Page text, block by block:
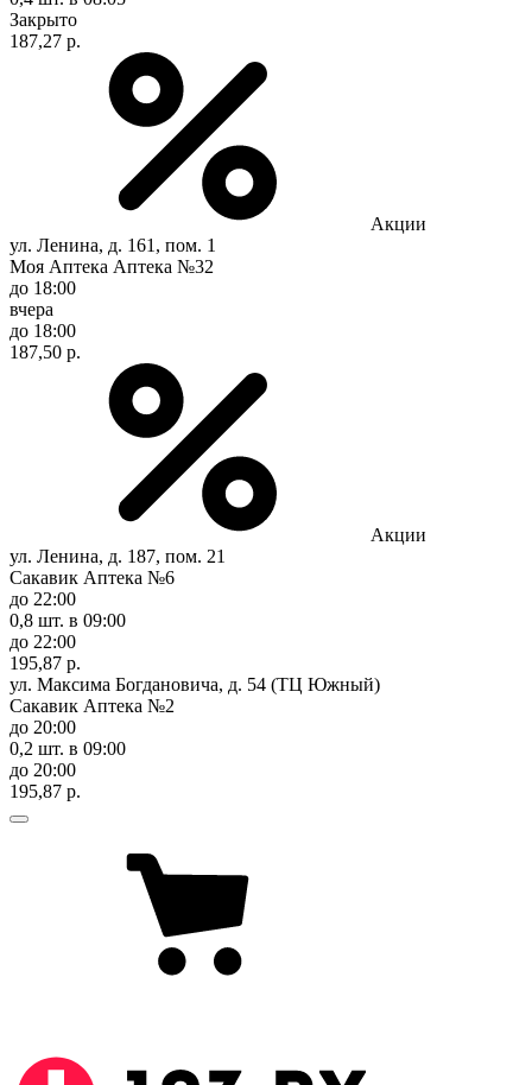
Закрыто
187,27 р.
Акции
ул. Ленина, д. 161, пом. 1
Моя Аптека Аптека №32
до 18:00
вчера
до 18:00
187,50 р.
Акции
ул. Ленина, д. 187, пом. 21
Сакавик Аптека №6
до 22:00
0,8 шт. в 09:00
до 22:00
195,87 р.
ул. Максима Богдановича, д. 54 (ТЦ Южный)
Сакавик Аптека №2
до 20:00
0,2 шт. в 09:00
до 20:00
195,87 р.